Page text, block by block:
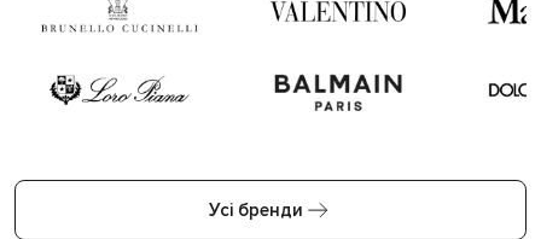
Усі бренди